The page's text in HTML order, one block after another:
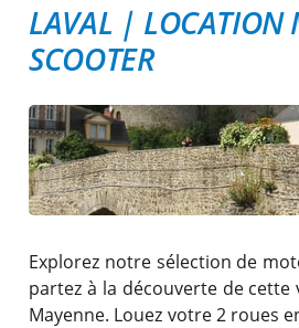
LAVAL | LOCATION
SCOOTER
Explorez notre sélection de
partez à la découverte de
Mayenne. Louez votre 2 roues